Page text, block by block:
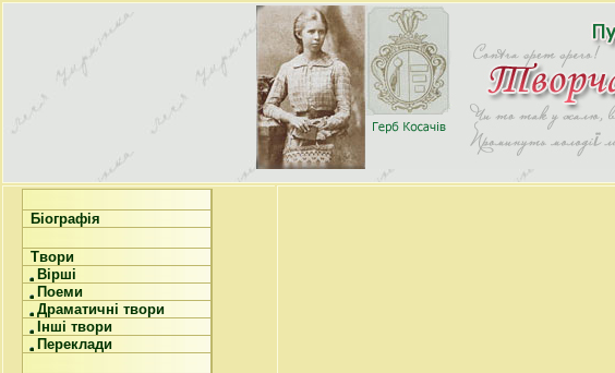
Біографія
Твори
Вірші
Поеми
Драматичні твори
Інші твори
Переклади